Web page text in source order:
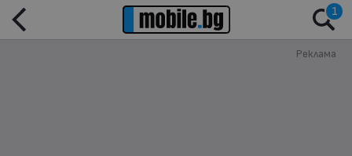
Реклама
1